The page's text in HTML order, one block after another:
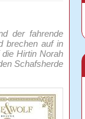
der fahrende
brechen auf in
Hirtin Norah
Schafsherde